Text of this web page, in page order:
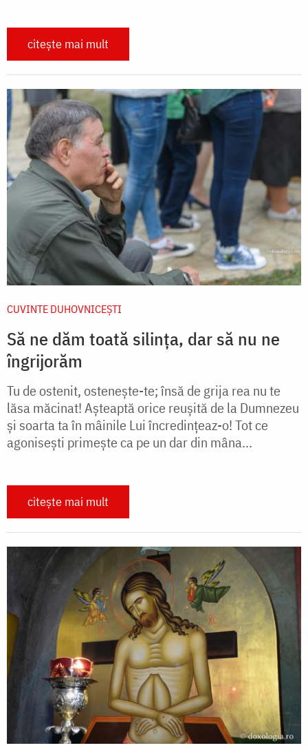
citește mai mult
CUVINTE DUHOVNICEȘTI
Să ne dăm toată silința, dar să nu ne
îngrijorăm
Tu de ostenit, ostenește-te; însă de grija rea nu te
lăsa măcinat! Aşteaptă orice reuşită de la Dumnezeu
şi soarta ta în mâinile Lui încredinţeaz-o! Tot ce
agoniseşti primeşte ca pe un dar din mâna...
citește mai mult